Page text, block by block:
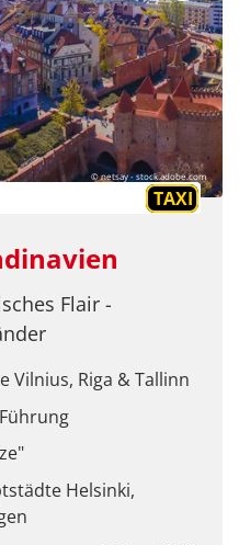
© netsay - stock.adobe.com
TAXI
Flair -
Vilnius, Riga & Tallinn
Helsinki,